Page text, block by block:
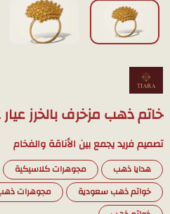
خاتم ذهب مزخرف بالخرز عيار 21 | تصميم كلاسيكي
تصميم فريد يجمع بين الأناقة والفخام
هدايا ذهب مجوهرات كلاسيكية
خواتم ذهب سعودية
مجوهرات